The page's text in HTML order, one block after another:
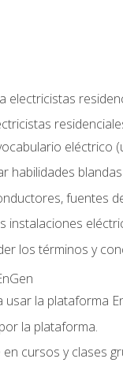
electricistas
eléctrico
habilidades
fuentes
instalaciones
los términos y
usar la plataforma
la plataforma.
cursos y clases